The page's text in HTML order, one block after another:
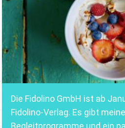
Die Fidolino GmbH ist ab
Fidolino-Verlag. Es gibt
Begleitprogramme und ein